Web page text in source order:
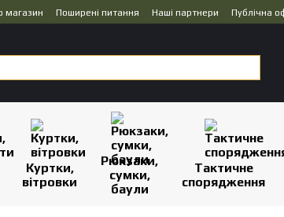
магазин Поширені питання Наші партнери
Публічна
Куртки,
вітровки
Рюкзаки,
сумки,
баули
Тактичне
спорядження